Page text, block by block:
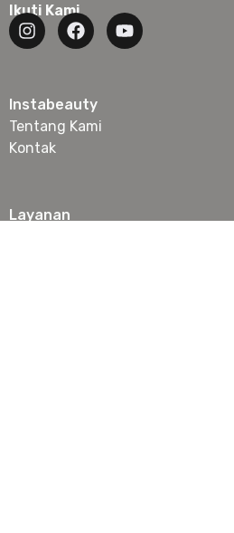
Ikuti Kami
Instabeauty
Tentang Kami
Kontak
Layanan